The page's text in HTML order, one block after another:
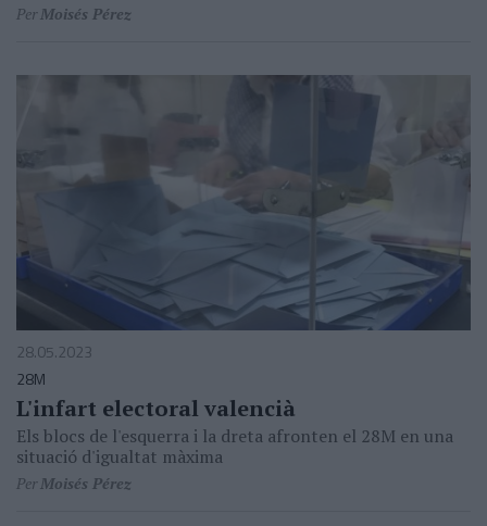
PerMoisés Pérez
28.05.2023
28M
L'infart electoral valencià
Els blocs de l'esquerra i la dreta afronten el 28M en una
situació d'igualtat màxima
PerMoisés Pérez